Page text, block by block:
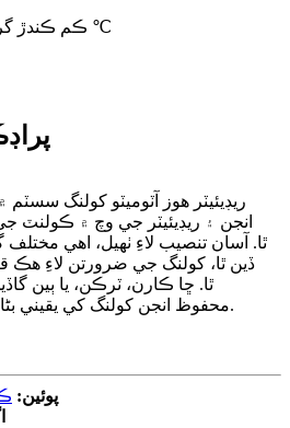
● ڪم ڪندڙ گرمي پد: -40 ℃ کان 120 ℃
ريڊيئيٽر هوز آٽوميٽو کولنگ
انجن ۽ ريڊيئيٽر جي وچ ۾ ڪولنٽ
ٿا. آسان تنصيب لاءِ ٺهيل، اهي
ڏين ٿا، کولنگ جي ضرورتن لاءِ هڪ
ٿا. ڇا ڪارن، ٽرڪن، يا ٻين
محفوظ انجن کولنگ کي يقيني بڻائڻ ۾ اهم ڪردار ادا ڪن ٿا.
پوئين: